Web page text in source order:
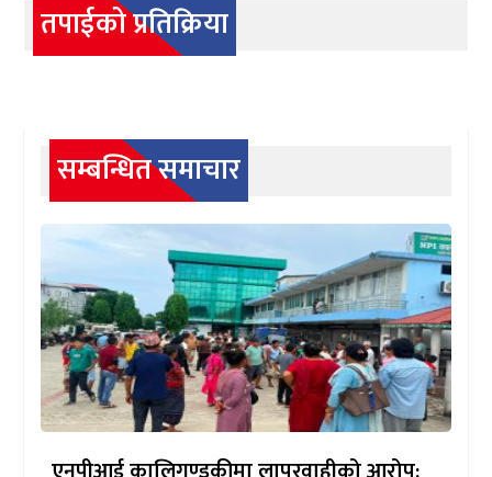
तपाईको प्रतिक्रिया
सम्बन्धित समाचार